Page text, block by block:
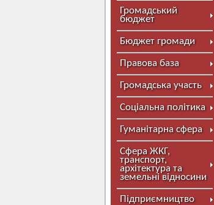
Громадський
бюджет
Бюджет громади
Правова база
Громадська участь
Соціальна політика
Гуманітарна сфера
Сфера ЖКГ,
транспорт,
архітектура та
земельні відносини
Підприємництво